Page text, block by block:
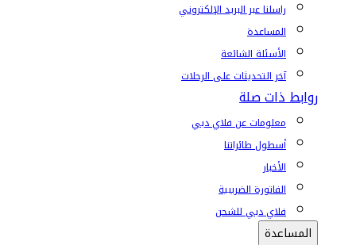
راسلنا عبر البريد الإلكتروني
المساعدة
الأسئلة الشائعة
آخر التحديثات على الرحلات
روابط ذات صلة
معلومات عن فلاي دبي
أسطول طائراتنا
الأخبار
الفاتورة الضريبية
فلاي دبي للشحن
المساعدة